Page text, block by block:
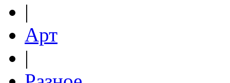
|
Арт
|